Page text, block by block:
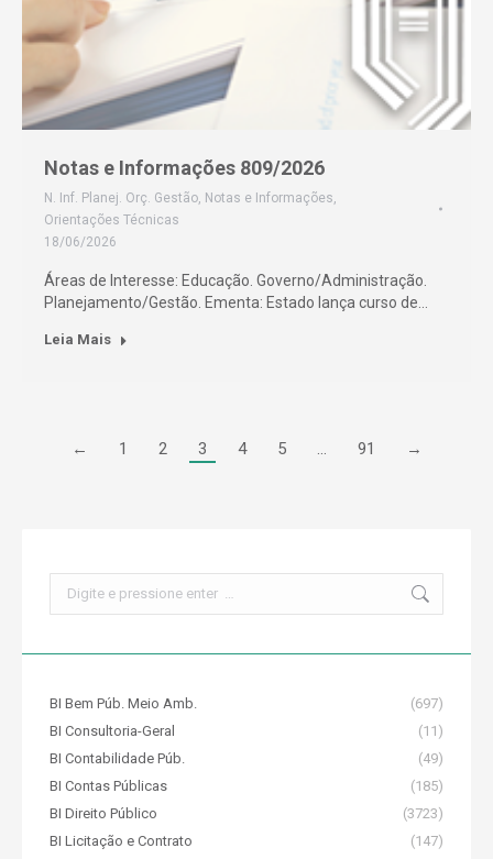
Notas e Informações 809/2026
N. Inf. Planej. Orç. Gestão, Notas e Informações,
Orientações Técnicas
18/06/2026
Áreas de Interesse: Educação. Governo/Administração.
Planejamento/Gestão. Ementa: Estado lança curso de…
Leia Mais
← 1 2 3 4 5 … 91 →
BI Bem Púb. Meio Amb.
(697)
BI Consultoria-Geral
(11)
BI Contabilidade Púb.
(49)
BI Contas Públicas
(185)
BI Direito Público
(3723)
BI Licitação e Contrato
(147)